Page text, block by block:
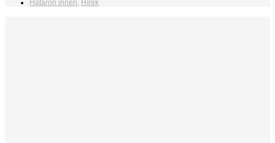
Határon innen Hírek